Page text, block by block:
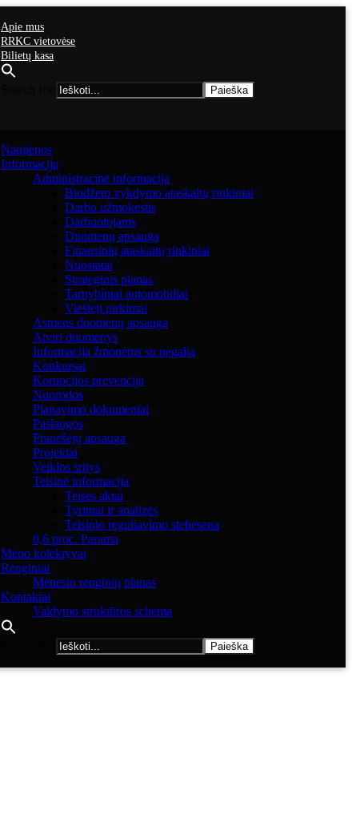
Apie mus
RRKC vietovėse
Bilietų kasa
Naujienos
Informacija
Administracinė informacija
Biudžeto vykdymo ataskaitų rinkiniai
Darbo užmokestis
Darbuotojams
Duomenų apsauga
Finansinių ataskaitų rinkiniai
Nuostatai
Strateginis planas
Tarnybiniai automobiliai
Viešieji pirkimai
Asmens duomenų apsauga
Atviri duomenys
Informacija žmonėms su negalia
Konkursai
Korupcijos prevencija
Nuorodos
Planavimo dokumentai
Paslaugos
Pranešėjų apsauga
Projektai
Veiklos sritys
Teisinė informacija
Teisės aktai
Tyrimai ir analizės
Teisinio reguliavimo stebėsena
0,6 proc. Parama
Meno kolektyvai
Renginiai
Mėnesio renginių planas
Kontaktai
Valdymo struktūros schema